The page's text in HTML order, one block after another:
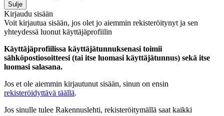
Sulje
Kirjaudu sisään
Voit kirjautua sisään, jos olet jo aiemmin rekisteröitynyt ja sen
yhteydessä luonut käyttäjäprofiilin
Käyttäjäprofiilissa käyttäjätunnuksenasi toimii
sähköpostiosoitteesi (tai itse luomasi käyttäjätunnus) sekä itse
luomasi salasana.
Jos et ole aiemmin kirjautunut sisään, sinun on ensin
rekisteröidyttävä täällä.
Jos sinulle tulee Rakennuslehti, rekisteröitymällä saat kaikki